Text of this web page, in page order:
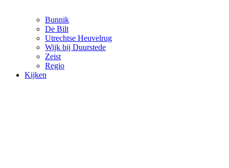
Bunnik
De Bilt
Utrechtse Heuvelrug
Wijk bij Duurstede
Zeist
Regio
Kijken